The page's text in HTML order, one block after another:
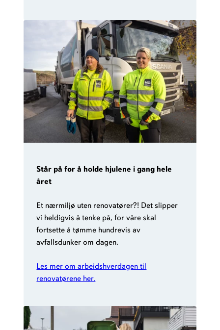
Står på for å holde hjulene i gang hele
året
Et nærmiljø uten renovatører?! Det slipper
vi heldigvis å tenke på, for våre skal
fortsette å tømme hundrevis av
avfallsdunker om dagen.
Les mer om arbeidshverdagen til
renovatørene her.